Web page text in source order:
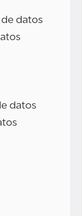
datos
datos